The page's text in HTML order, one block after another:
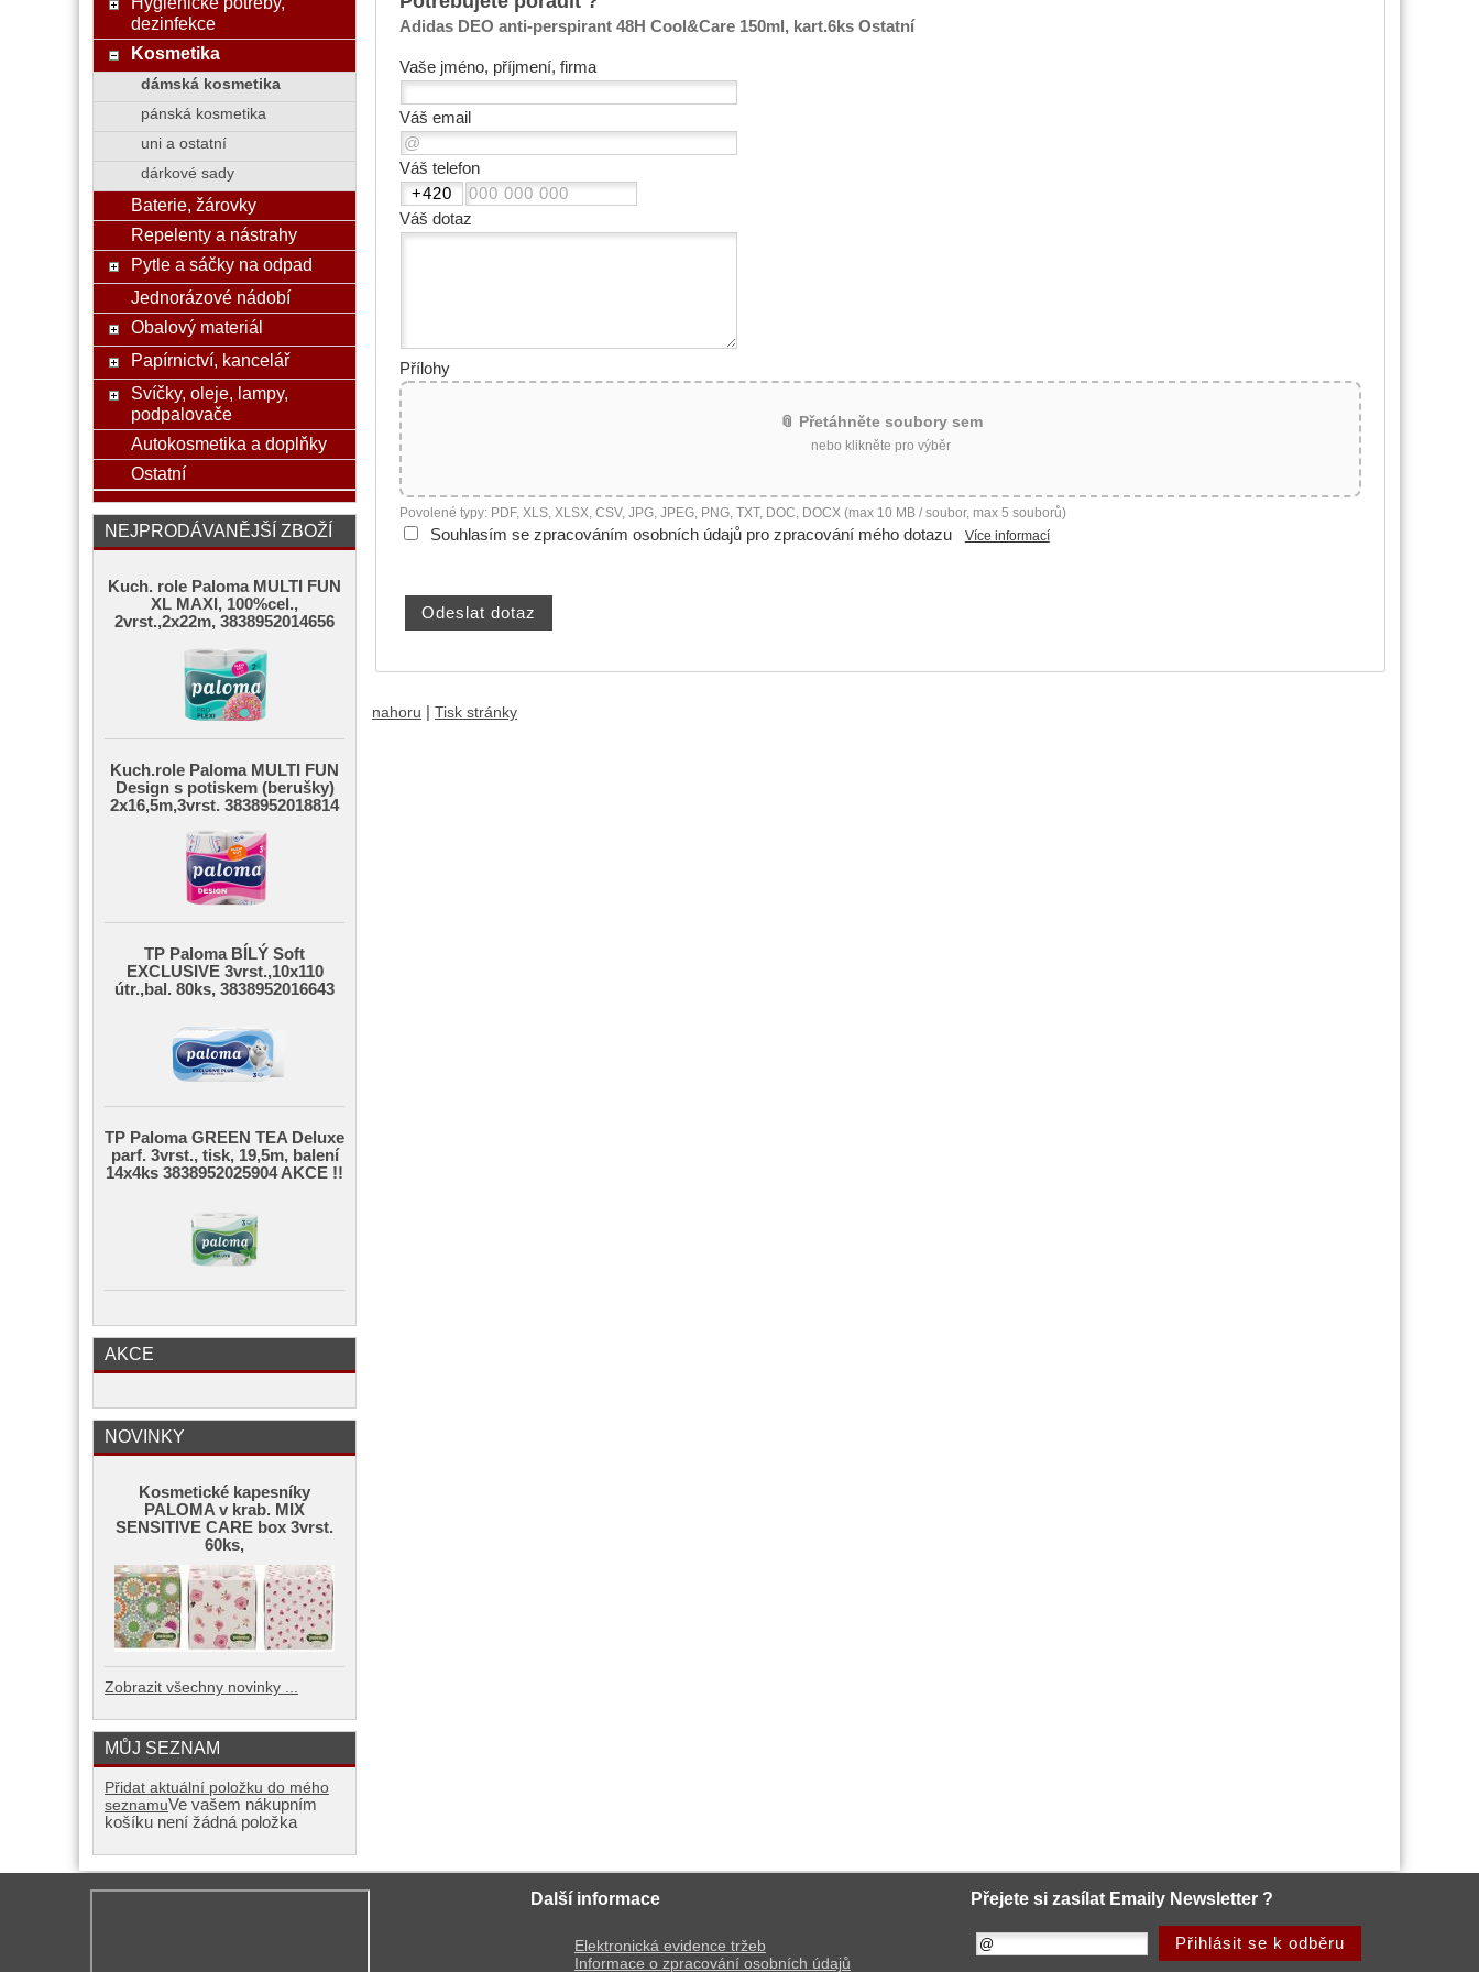
Adidas DEO anti-perspirant 48H Cool&Care 150ml, kart.6ks Ostatní
Vaše jméno, příjmení, firma
Váš email
Váš telefon
Váš dotaz
Přílohy
📎 Přetáhněte soubory sem
nebo klikněte pro výběr
Povolené typy: PDF, XLS, XLSX, CSV, JPG, JPEG, PNG, TXT, DOC, DOCX (max 10 MB / soubor, max 5 souborů)
Souhlasím se zpracováním osobních údajů pro zpracování mého dotazu Více informací
nahoru Tisk stránky
dezinfekce
Kosmetika
dámská kosmetika
pánská kosmetika
uni a ostatní
dárkové sady
Baterie, žárovky
Repelenty a nástrahy
Pytle a sáčky na odpad
Jednorázové nádobí
Obalový materiál
Papírnictví, kancelář
Svíčky, oleje, lampy,
podpalovače
Autokosmetika a doplňky
Ostatní
NEJPRODÁVANĚJŠÍ ZBOŽÍ
Kuch. role Paloma MULTI FUN
XL MAXI, 100%cel.,
2vrst.,2x22m, 3838952014656
Kuch.role Paloma MULTI FUN
Design s potiskem (berušky)
2x16,5m,3vrst. 3838952018814
TP Paloma BÍLÝ Soft
EXCLUSIVE 3vrst.,10x110
útr.,bal. 80ks, 3838952016643
TP Paloma GREEN TEA Deluxe
parf. 3vrst., tisk, 19,5m, balení
14x4ks 3838952025904 AKCE !!
AKCE
NOVINKY
Kosmetické kapesníky
PALOMA v krab. MIX
SENSITIVE CARE box 3vrst.
60ks,
Zobrazit všechny novinky ...
MŮJ SEZNAM
Přidat aktuální položku do mého
seznamuVe vašem nákupním
košíku není žádná položka
Další informace
Elektronická evidence tržeb
Informace o zpracování osobních údajů
Přejete si zasílat Emaily Newsletter ?